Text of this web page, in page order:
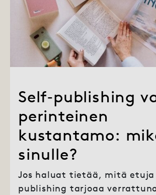
Self‑publishing
perinteinen
kustantamo:
sinulle?
Jos haluat tietää, mitä etuja
publishing tarjoaa